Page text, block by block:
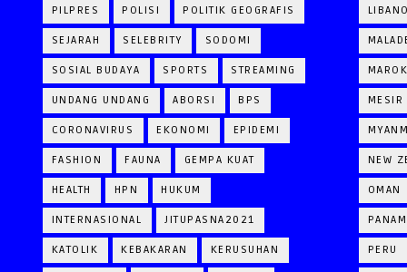
PILPRES POLISI POLITIK GEOGRAFIS
SEJARAH SELEBRITY SODOMI
SOSIAL BUDAYA SPORTS STREAMING
UNDANG UNDANG ABORSI BPS
CORONAVIRUS EKONOMI EPIDEMI
FASHION FAUNA GEMPA KUAT
HEALTH HPN HUKUM
INTERNASIONAL JITUPASNA2021
KATOLIK KEBAKARAN KERUSUHAN
MESIR
NEW
OMAN
PERU